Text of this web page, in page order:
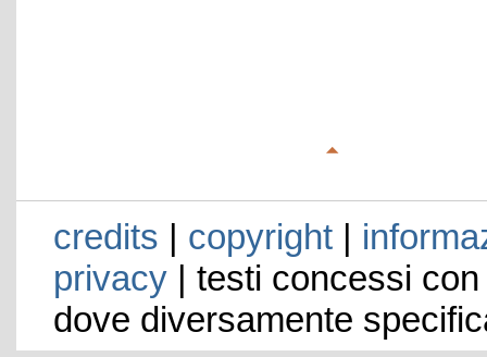
credits | copyright|
privacy| testi concessi
dove diversamente